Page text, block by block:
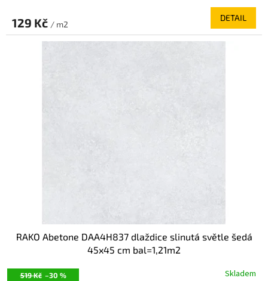
129 Kč / m2
DETAIL
519 Kč –30 %
RAKO Abetone DAA4H837 dlaždice slinutá světle šedá
45x45 cm bal=1,21m2
Skladem